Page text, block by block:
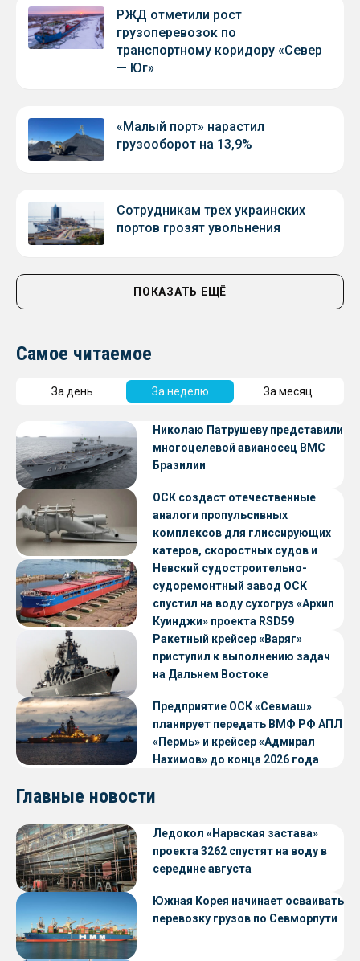
РЖД отметили рост
грузоперевозок по
транспортному коридору «Север
— Юг»
«Малый порт» нарастил
грузооборот на 13,9%
Сотрудникам трех украинских
портов грозят увольнения
ПОКАЗАТЬ ЕЩЁ
Самое читаемое
За день За неделю За месяц
Николаю Патрушеву представили
многоцелевой авианосец ВМС
Бразилии
ОСК создаст отечественные
аналоги пропульсивных
комплексов для глиссирующих
катеров, скоростных судов и
судов с малой осадкой
Невский судостроительно-
судоремонтный завод ОСК
спустил на воду сухогруз «Архип
Куинджи» проекта RSD59
Ракетный крейсер «Варяг»
приступил к выполнению задач
на Дальнем Востоке
Предприятие ОСК «Севмаш»
планирует передать ВМФ РФ АПЛ
«Пермь» и крейсер «Адмирал
Нахимов» до конца 2026 года
Главные новости
Ледокол «Нарвская застава»
проекта 3262 спустят на воду в
середине августа
Южная Корея начинает осваивать
перевозку грузов по Севморпути